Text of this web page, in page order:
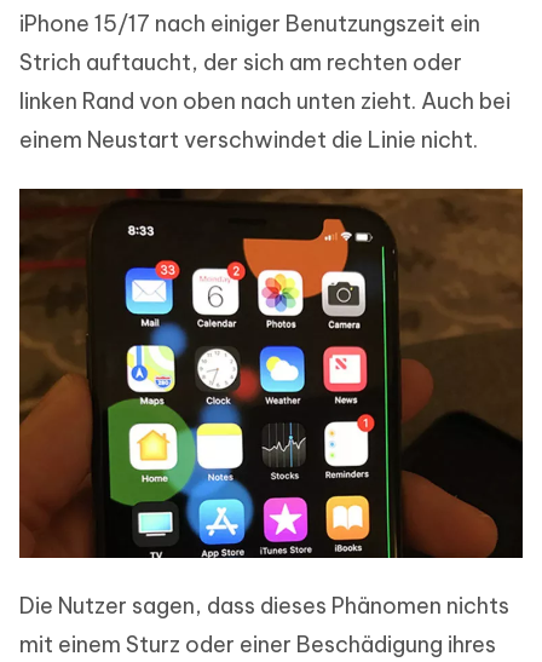
iPhone 15/17 nach einiger Benutzungszeit ein
Strich auftaucht, der sich am rechten oder
linken Rand von oben nach unten zieht. Auch bei
einem Neustart verschwindet die Linie nicht.
Die Nutzer sagen, dass dieses Phänomen nichts
mit einem Sturz oder einer Beschädigung ihres